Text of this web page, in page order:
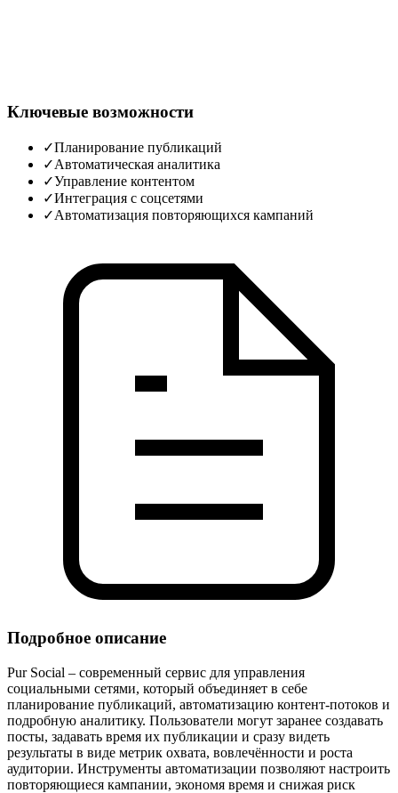
Ключевые возможности
✓Планирование публикаций
✓Автоматическая аналитика
✓Управление контентом
✓Интеграция с соцсетями
✓Автоматизация повторяющихся кампаний
Подробное описание
Pur Social – современный сервис для управления
социальными сетями, который объединяет в себе
планирование публикаций, автоматизацию контент‑потоков и
подробную аналитику. Пользователи могут заранее создавать
посты, задавать время их публикации и сразу видеть
результаты в виде метрик охвата, вовлечённости и роста
аудитории. Инструменты автоматизации позволяют настроить
повторяющиеся кампании, экономя время и снижая риск